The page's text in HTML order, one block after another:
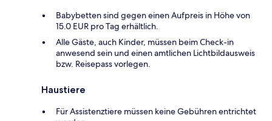
Babybetten sind gegen einen Aufpreis in Höhe von
15.0 EUR pro Tag erhältlich.
Alle Gäste, auch Kinder, müssen beim Check-in
anwesend sein und einen amtlichen Lichtbildausweis
bzw. Reisepass vorlegen.
Haustiere
Für Assistenztiere müssen keine Gebühren entrichtet